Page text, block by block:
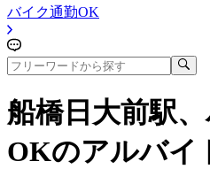
バイク通勤OK
船橋日大前駅
OKのアルバイ